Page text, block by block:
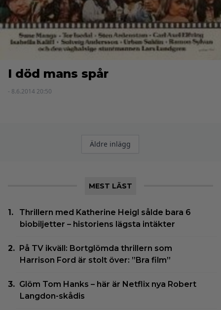
I död mans spår
- 8.6.2014 20:50
Inläggsnavigering
Äldre inlägg
MEST LÄST
Thrillern med Katherine Heigl sålde bara 6
biobiljetter – historiens lägsta intäkter
På TV ikväll: Bortglömda thrillern som
Harrison Ford är stolt över: ”Bra film”
Glöm Tom Hanks – här är Netflix nya Robert
Langdon-skådis